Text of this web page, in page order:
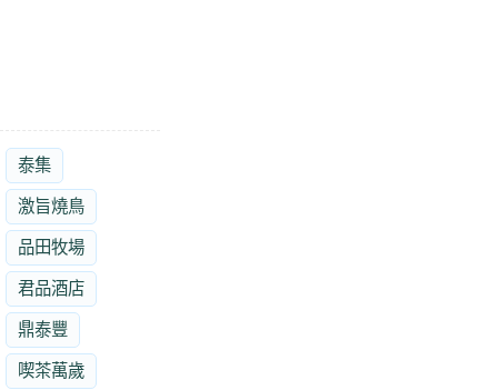
泰集
激旨燒鳥
品田牧場
君品酒店
鼎泰豐
喫茶萬歲